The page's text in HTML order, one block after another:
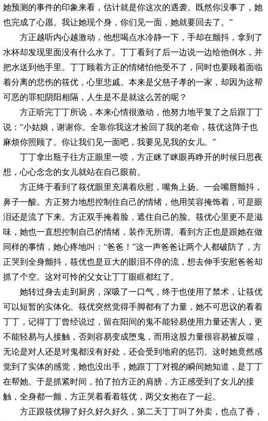
她预测的事件的印象来看，估计就是你这次的遇袭。既然你没事了，她
也完成了心愿。我让她现个身，你们见一面，她就要回去了。”
方正越听内心越激动，他想喝点水冷静一下，手却在颤抖，拿到了
水杯却发现里面没有什么水了。丁丁看到了后一边说一边给他倒水，并
把水送到他手里。丁丁顾着方正的情绪怕他受不了，同时也要顾着面临
着分离的悲伤的筱优，心里悲戚。本来是父慈子孝的一家，却因为这帮
可恶的罪犯阴阳相隔，人生是不是就这么苦的呢？
方正听完丁丁所说，本来心情很激动，他努力地平复了之后跟丁丁
说：“小姑娘，谢谢你。全靠你我这才捡回了我的老命，筱优这阵子也
麻烦你照顾了。你让我们见一面吧，我要见见我的女儿。”
丁丁拿出瓶子往方正眼里一喷，方正眯了眯眼再睁开的时候日思夜
想，心心念念的女儿就站在自己眼前。
方正终于看到了筱优眼里充满着欣慰，嘴角上扬。一会嘴唇颤抖，
鼻子一酸。方正努力地想控制住自己的情绪，他用笑容掩饰着，可是眼
泪还是流了下来。方正双手掩着脸，遮住自己的脸。筱优心里更不是滋
味，她也一直想控制自己的情绪，装作无所谓。看到方正也是跟她在做
同样的事情，她心疼地叫：“爸爸！”这一声爸爸让两个人都破防了，方
正哭到全身颤抖，筱优也是豆大的眼泪不停的流，想去伸手安慰爸爸却
抓了个空。这对可怜的父女让丁丁眼眶都红了。
她转过身去走到厨房，深吸了一口气，终于也使用了禁术，让筱优
可以短暂的实体化。筱优突然觉得手脚都有了力量，她不可思议的看着
丁丁，记得丁丁曾经说过，留在阳间的鬼不能轻易使用力量还害人，更
不能轻易与人接触，否则容易变成堕鬼，而用这股力量很容易被反噬，
无论是对人还是对鬼都没有好处，还会受到地府的惩罚。这时她竟然感
觉到了实体的感觉，她也没出手，她跟丁丁对视的瞬间她知道，是丁丁
在帮她。于是抓紧时间，拍了拍方正的肩膀，方正感受到了女儿的接
触，全身都一颤，方正哭着看着筱优，两父女抱在了一起。
方正跟筱优聊了好久好久好久，第二天丁丁叫了外卖，也点了香，